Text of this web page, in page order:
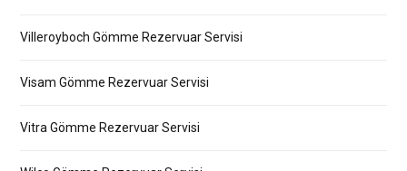
Villeroyboch Gömme Rezervuar Servisi
Visam Gömme Rezervuar Servisi
Vitra Gömme Rezervuar Servisi